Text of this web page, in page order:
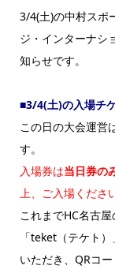
3/4(土)の中村スポ
ジ・インターナ
知らせです。
■3/4(土)の入場チ
この日の大会運営
す。
入場券は当日券の
上、ご入場くださ
これまでHC名古
「teket（テケト
いただき、QRコ